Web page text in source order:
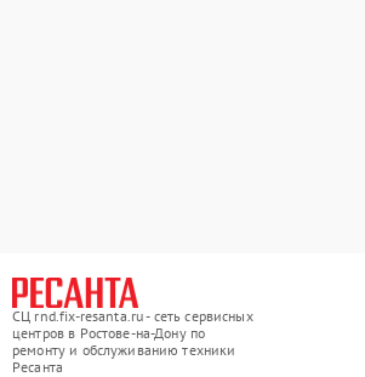
СЦ rnd.fix-resanta.ru - сеть сервисных
центров в Ростове-на-Дону по
ремонту и обслуживанию техники
Ресанта